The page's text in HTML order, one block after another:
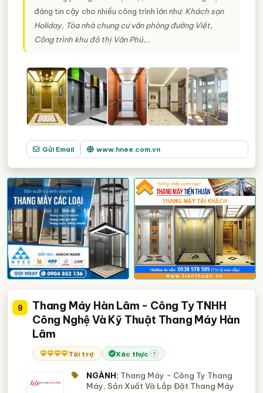
đáng tin cậy cho nhiều công trình lớn như: Khách sạn
Holiday, Tòa nhà chung cư văn phòng đường Việt,
Công trình khu đô thị Văn Phú,..
Gửi Email www.hnee.com.vn
9
Thang Máy Hàn Lâm - Công Ty TNHH
Công Nghệ Và Kỹ Thuật Thang Máy Hàn
Lâm
Tài trợ Xác thực ?
NGÀNH: Thang Máy - Công Ty Thang
Máy, Sản Xuất Và Lắp Đặt Thang Máy